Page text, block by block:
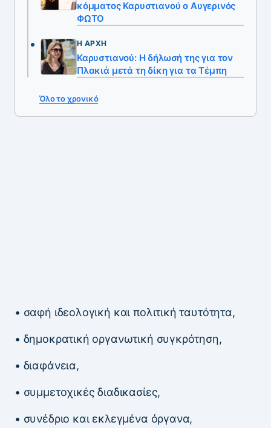
κόμματος Καρυστιανού ο Αυγερινός
ΦΩΤΟ
Η ΑΡΧΉ
Καρυστιανού: Η δήλωσή της για τον
Πλακιά μετά τη δίκη για τα Τέμπη
Όλο το χρονικό
• σαφή ιδεολογική και πολιτική ταυτότητα,
• δημοκρατική οργανωτική συγκρότηση,
• διαφάνεια,
• συμμετοχικές διαδικασίες,
• συνέδριο και εκλεγμένα όργανα,